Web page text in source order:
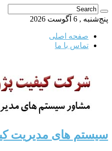
پنج‌شنبه , 6 آگوست 2026
صفحه اصلی
تماس با ما
سیستم های مدیریت